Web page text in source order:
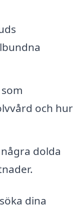
och hur
dolda
dina